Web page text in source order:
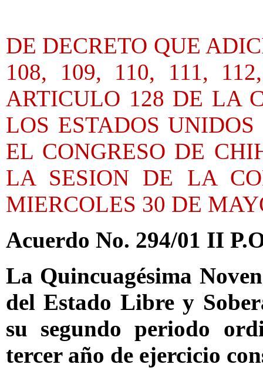
DE DECRETO QUE
108, 109, 110, 111,
ARTICULO 128 DE LA
LOS ESTADOS
EL CONGRESO DE
LA SESION DE LA
MIERCOLES 30 DE
Acuerdo No. 294/01 II
La Quincuagésima
del Estado Libre y
su segundo periodo
tercer año de ejercicio